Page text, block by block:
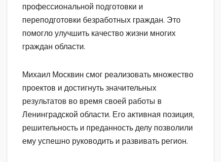
профессиональной подготовки и
переподготовки безработных граждан. Это
помогло улучшить качество жизни многих
граждан области.
Михаил Москвин смог реализовать множество
проектов и достигнуть значительных
результатов во время своей работы в
Ленинградской области. Его активная позиция,
решительность и преданность делу позволили
ему успешно руководить и развивать регион.